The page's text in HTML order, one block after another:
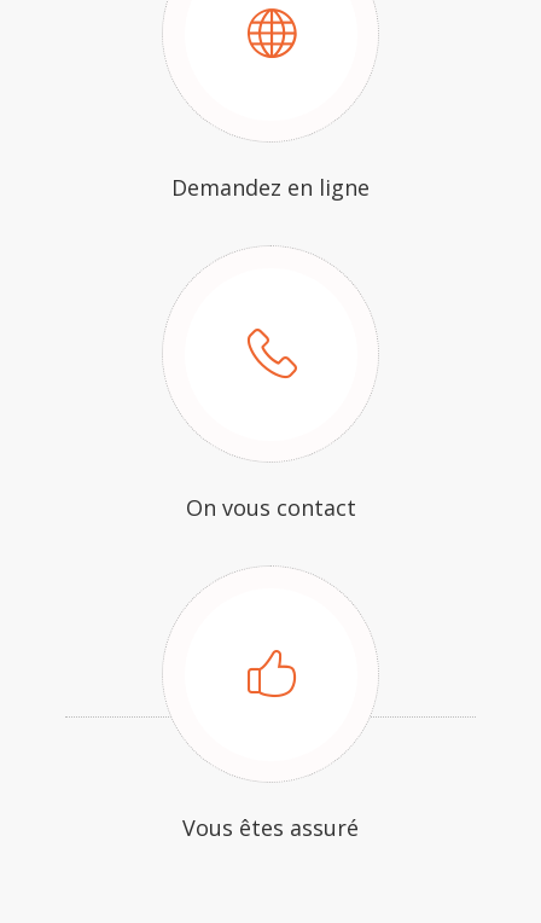
Demandez en ligne
On vous contact
Vous êtes assuré